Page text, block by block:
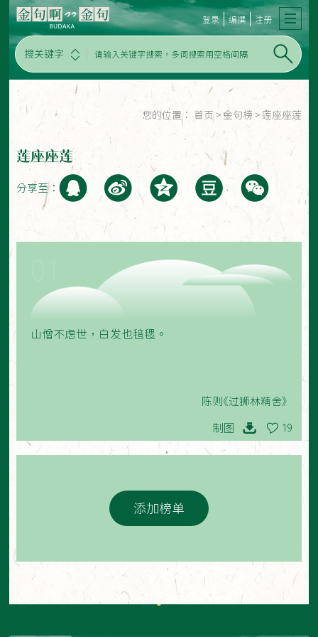
搜关键字
登录 编撰 注册
您的位置： 首页 > 金句榜 > 莲座座莲
莲座座莲
分享至：
山僧不虑世，白发也毰毸。
陈则《过狮林精舍》
制图 19
添加榜单